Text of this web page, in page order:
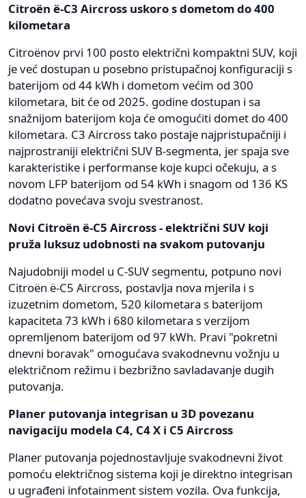
Citroën ë-C3 Aircross uskoro s dometom do 400
kilometara
Citroënov prvi 100 posto električni kompaktni SUV, koji
je već dostupan u posebno pristupačnoj konfiguraciji s
baterijom od 44 kWh i dometom većim od 300
kilometara, bit će od 2025. godine dostupan i sa
snažnijom baterijom koja će omogućiti domet do 400
kilometara. C3 Aircross tako postaje najpristupačniji i
najprostraniji električni SUV B-segmenta, jer spaja sve
karakteristike i performanse koje kupci očekuju, a s
novom LFP baterijom od 54 kWh i snagom od 136 KS
dodatno povećava svoju svestranost.
Novi Citroën ë-C5 Aircross - električni SUV koji
pruža luksuz udobnosti na svakom putovanju
Najudobniji model u C-SUV segmentu, potpuno novi
Citroën ë-C5 Aircross, postavlja nova mjerila i s
izuzetnim dometom, 520 kilometara s baterijom
kapaciteta 73 kWh i 680 kilometara s verzijom
opremljenom baterijom od 97 kWh. Pravi "pokretni
dnevni boravak" omogućava svakodnevnu vožnju u
električnom režimu i bezbrižno savladavanje dugih
putovanja.
Planer putovanja integrisan u 3D povezanu
navigaciju modela C4, C4 X i C5 Aircross
Planer putovanja pojednostavljuje svakodnevni život
pomoću električnog sistema koji je direktno integrisan
u ugrađeni infotainment sistem vozila. Ova funkcija,